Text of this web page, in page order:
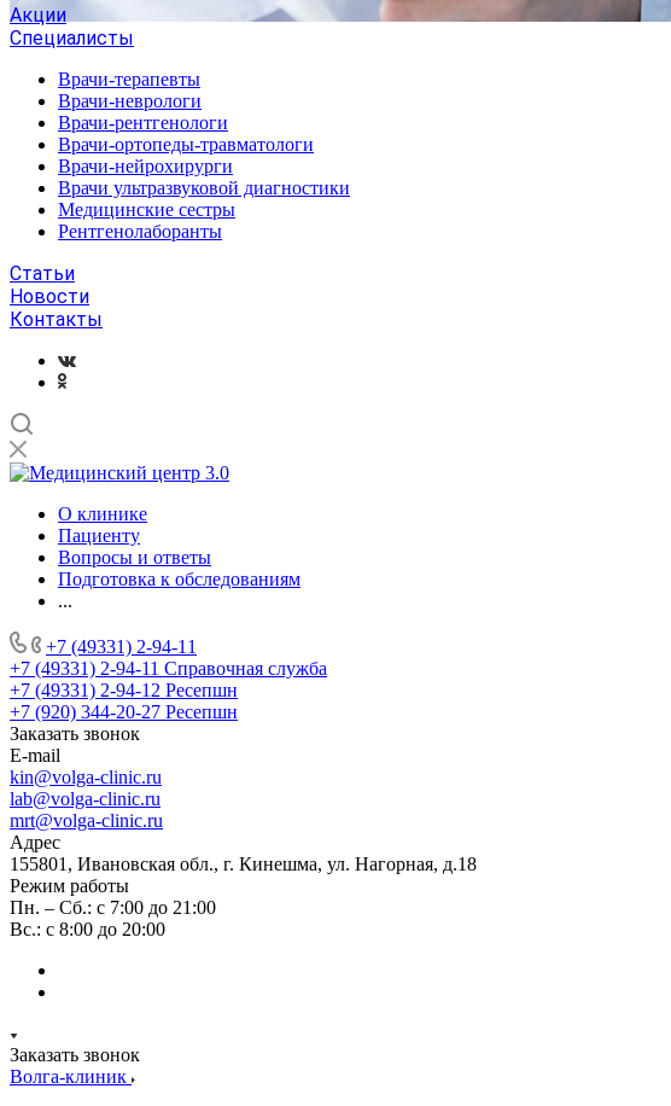
Акции
Специалисты
Врачи-терапевты
Врачи-неврологи
Врачи-рентгенологи
Врачи-ортопеды-травматологи
Врачи-нейрохирурги
Врачи ультразвуковой диагностики
Медицинские сестры
Рентгенолаборанты
Статьи
Новости
Контакты
О клинике
Пациенту
Вопросы и ответы
Подготовка к обследованиям
...
+7 (49331) 2-94-11
+7 (49331) 2-94-11 Справочная служба
+7 (49331) 2-94-12 Ресепшн
+7 (920) 344-20-27 Ресепшн
Заказать звонок
E-mail
kin@volga-clinic.ru
lab@volga-clinic.ru
mrt@volga-clinic.ru
Адрес
155801, Ивановская обл., г. Кинешма, ул. Нагорная, д.18
Режим работы
Пн. – Сб.: с 7:00 до 21:00
Вс.: с 8:00 до 20:00
Заказать звонок
Волга-клиник